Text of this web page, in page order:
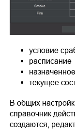
условие
расписание
текущее
В общих
справочник
создаются,